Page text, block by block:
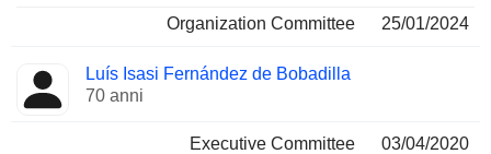
Organization Committee
25/01/2024
Luís Isasi Fernández de Bobadilla
70 anni
Executive Committee
03/04/2020